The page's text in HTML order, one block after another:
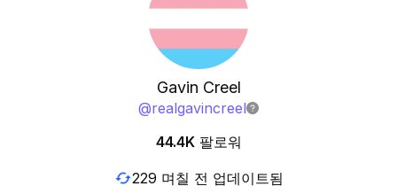
Gavin Creel
@realgavincreel
44.4K 팔로워
229 며칠 전 업데이트됨